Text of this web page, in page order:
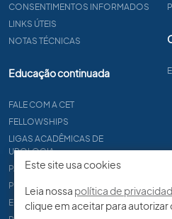
CONSENTIMENTOS INFORMADOS
LINKS ÚTEIS
NOTAS TÉCNICAS
Educação continuada
FALE COM A CET
FELLOWSHIPS
LIGAS ACADÊMICAS DE
UROLOGIA
PAPER
PROCET
EDITAIS
Este site usa cookies
Leia nossa política de
clique em aceitar para autorizar